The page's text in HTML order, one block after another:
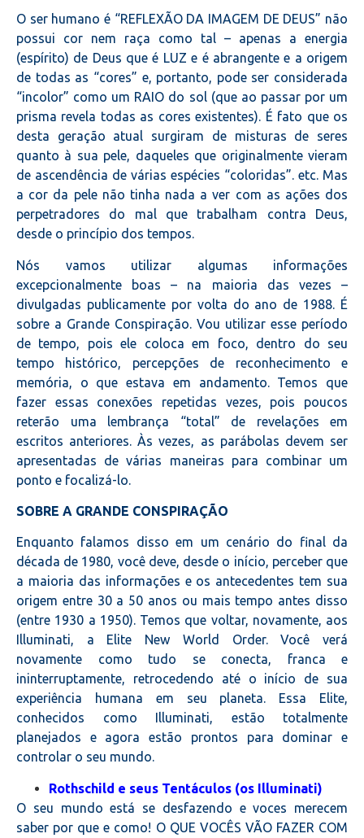
O ser humano é “REFLEXÃO DA IMAGEM DE DEUS” não
possui cor nem raça como tal – apenas a energia
(espírito) de Deus que é LUZ e é abrangente e a origem
de todas as “cores” e, portanto, pode ser considerada
“incolor” como um RAIO do sol (que ao passar por um
prisma revela todas as cores existentes). É fato que os
desta geração atual surgiram de misturas de seres
quanto à sua pele, daqueles que originalmente vieram
de ascendência de várias espécies “coloridas”. etc. Mas
a cor da pele não tinha nada a ver com as ações dos
perpetradores do mal que trabalham contra Deus,
desde o princípio dos tempos.
Nós vamos utilizar algumas informações
excepcionalmente boas – na maioria das vezes –
divulgadas publicamente por volta do ano de 1988. É
sobre a Grande Conspiração. Vou utilizar esse período
de tempo, pois ele coloca em foco, dentro do seu
tempo histórico, percepções de reconhecimento e
memória, o que estava em andamento. Temos que
fazer essas conexões repetidas vezes, pois poucos
reterão uma lembrança “total” de revelações em
escritos anteriores. Às vezes, as parábolas devem ser
apresentadas de várias maneiras para combinar um
ponto e focalizá-lo.
SOBRE A GRANDE CONSPIRAÇÃO
Enquanto falamos disso em um cenário do final da
década de 1980, você deve, desde o início, perceber que
a maioria das informações e os antecedentes tem sua
origem entre 30 a 50 anos ou mais tempo antes disso
(entre 1930 a 1950). Temos que voltar, novamente, aos
Illuminati, a Elite New World Order. Você verá
novamente como tudo se conecta, franca e
ininterruptamente, retrocedendo até o início de sua
experiência humana em seu planeta. Essa Elite,
conhecidos como Illuminati, estão totalmente
planejados e agora estão prontos para dominar e
controlar o seu mundo.
Rothschild e seus Tentáculos (os Illuminati)
O seu mundo está se desfazendo e voces merecem
saber por que e como! O QUE VOCÊS VÃO FAZER COM